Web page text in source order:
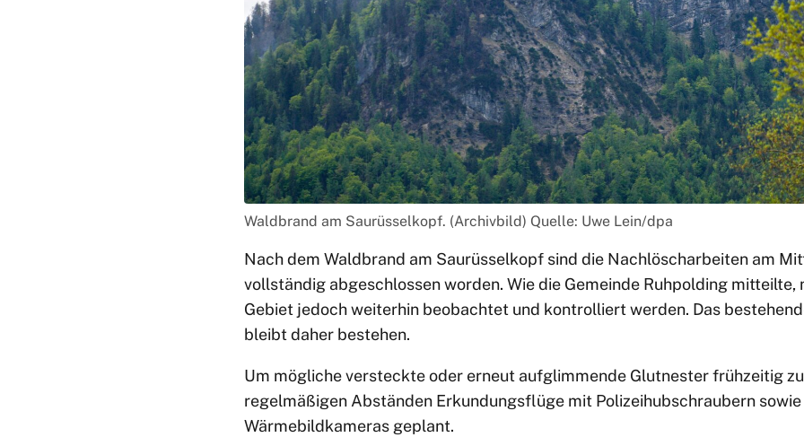
Waldbrand am Saurüsselkopf. (Archivbild) Quelle: Uwe Lein/dpa
Nach dem Waldbrand am Saurüsselkopf sind die Nachlöscharbeiten am
vollständig abgeschlossen worden. Wie die Gemeinde Ruhpolding
Gebiet jedoch weiterhin beobachtet und kontrolliert werden. Das
bleibt daher bestehen.
Um mögliche versteckte oder erneut aufglimmende Glutnester frühzeitig
regelmäßigen Abständen Erkundungsflüge mit Polizeihubschraubern
Wärmebildkameras geplant.